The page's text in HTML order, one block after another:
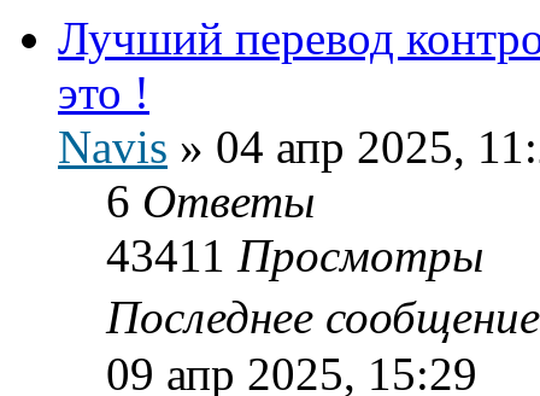
Лучший перевод
это !
Navis » 04 апр 2025,
6 Ответы
43411 Просмотры
Последнее
09 апр 2025, 15:29